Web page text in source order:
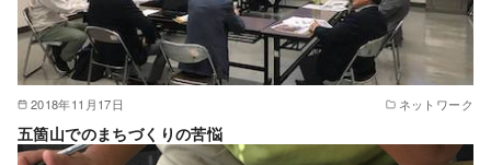
2018年11月17日 ネットワーク
五箇山でのまちづくりの苦悩